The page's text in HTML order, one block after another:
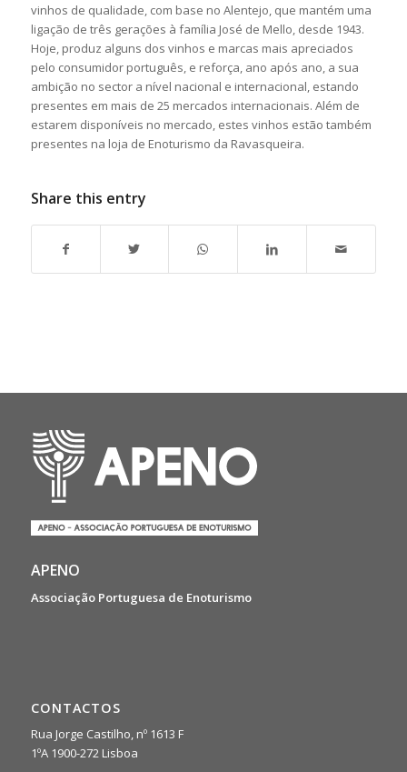
vinhos de qualidade, com base no Alentejo, que mantém uma
ligação de três gerações à família José de Mello, desde 1943.
Hoje, produz alguns dos vinhos e marcas mais apreciados
pelo consumidor português, e reforça, ano após ano, a sua
ambição no sector a nível nacional e internacional, estando
presentes em mais de 25 mercados internacionais. Além de
estarem disponíveis no mercado, estes vinhos estão também
presentes na loja de Enoturismo da Ravasqueira.
Share this entry
APENO
Associação Portuguesa de Enoturismo
CONTACTOS
Rua Jorge Castilho, nº 1613 F
1ºA 1900-272 Lisboa